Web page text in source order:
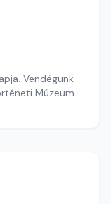
Vendégünk
Múzeum